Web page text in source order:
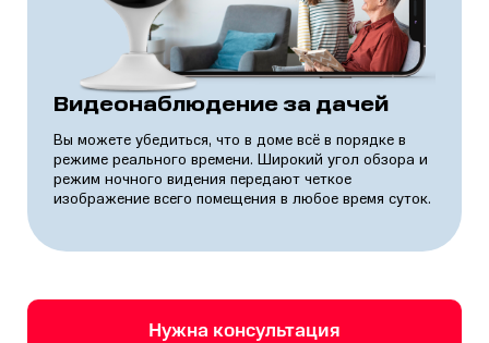
Видеонаблюдение за дачей
Вы можете убедиться, что в доме всё в порядке в
режиме реального времени. Широкий угол обзора и
режим ночного видения передают четкое
изображение всего помещения в любое время суток.
Нужна консультация